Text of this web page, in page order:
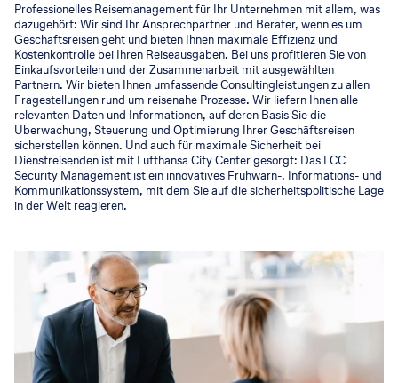
Professionelles Reisemanagement für Ihr Unternehmen mit allem, was
dazugehört: Wir sind Ihr Ansprechpartner und Berater, wenn es um
Geschäftsreisen geht und bieten Ihnen maximale Effizienz und
Kostenkontrolle bei Ihren Reiseausgaben. Bei uns profitieren Sie von
Einkaufsvorteilen und der Zusammenarbeit mit ausgewählten
Partnern. Wir bieten Ihnen umfassende Consultingleistungen zu allen
Fragestellungen rund um reisenahe Prozesse. Wir liefern Ihnen alle
relevanten Daten und Informationen, auf deren Basis Sie die
Überwachung, Steuerung und Optimierung Ihrer Geschäftsreisen
sicherstellen können. Und auch für maximale Sicherheit bei
Dienstreisenden ist mit Lufthansa City Center gesorgt: Das LCC
Security Management ist ein innovatives Frühwarn-, Informations- und
Kommunikationssystem, mit dem Sie auf die sicherheitspolitische Lage
in der Welt reagieren.